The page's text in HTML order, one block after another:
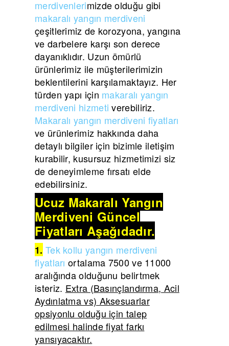
merdivenlerimizde olduğu gibi
makaralı yangın merdiveni
çeşitlerimiz de korozyona, yangına
ve darbelere karşı son derece
dayanıklıdır. Uzun ömürlü
ürünlerimiz ile müşterilerimizin
beklentilerini karşılamaktayız. Her
türden yapı için makaralı yangın
merdiveni hizmeti verebiliriz.
Makaralı yangın merdiveni fiyatları
ve ürünlerimiz hakkında daha
detaylı bilgiler için bizimle iletişim
kurabilir, kusursuz hizmetimizi siz
de deneyimleme fırsatı elde
edebilirsiniz.
Ucuz Makaralı Yangın
Merdiveni Güncel
Fiyatları Aşağıdadır.
1. Tek kollu yangın merdiveni
fiyatları ortalama 7500 ve 11000
aralığında olduğunu belirtmek
isteriz. Extra (Basınçlandırma, Acil
Aydınlatma vs) Aksesuarlar
opsiyonlu olduğu için talep
edilmesi halinde fiyat farkı
yansıyacaktır.